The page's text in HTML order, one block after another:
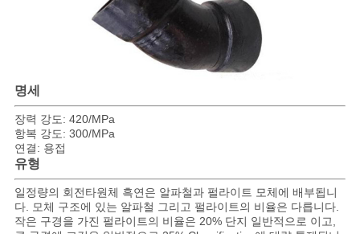
POLICY
명세
장력 강도: 420/MPa
항복 강도: 300/MPa
연결: 용접
유형
일정량의 회전타원체 흑연은 알파철과 펄라이트 모체에 배부됩니
다. 모체 구조에 있는 알파철 그리고 펄라이트의 비율은 다릅니다.
작은 구경을 가진 펄라이트의 비율은 20% 단지 일반적으로 이고,